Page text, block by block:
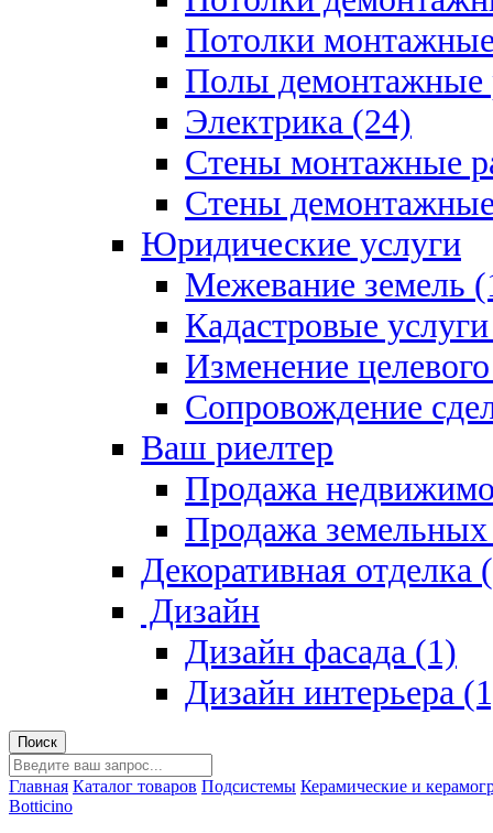
Потолки
Полы демонтажные
Электрика (24)
Стены монтажные
Стены
Юридические услуги
Межевание земель
Кадастровые
Изменение
Сопровождение
Ваш риелтер
Продажа
Продажа земельных
Декоративная отделка
Дизайн
Дизайн фасада (1)
Дизайн интерьера
Главная Каталог товаров Подсистемы Керамические и
Botticino